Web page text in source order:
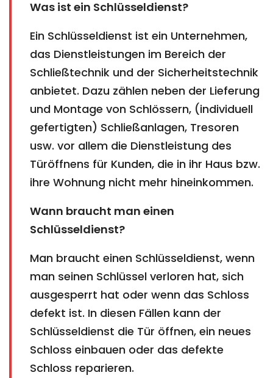
Was ist ein Schlüsseldienst?
Ein Schlüsseldienst ist ein Unternehmen,
das Dienstleistungen im Bereich der
Schließtechnik und der Sicherheitstechnik
anbietet. Dazu zählen neben der Lieferung
und Montage von Schlössern, (individuell
gefertigten) Schließanlagen, Tresoren
usw. vor allem die Dienstleistung des
Türöffnens für Kunden, die in ihr Haus bzw.
ihre Wohnung nicht mehr hineinkommen.
Wann braucht man einen
Schlüsseldienst?
Man braucht einen Schlüsseldienst, wenn
man seinen Schlüssel verloren hat, sich
ausgesperrt hat oder wenn das Schloss
defekt ist. In diesen Fällen kann der
Schlüsseldienst die Tür öffnen, ein neues
Schloss einbauen oder das defekte
Schloss reparieren.